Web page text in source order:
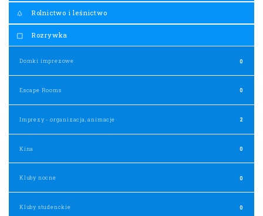
Rolnictwo i leśnictwo
Rozrywka
Domki imprezowe 0
Escape Rooms 0
Imprezy - organizacja, animacje 2
Kina 0
Kluby nocne 0
Kluby studenckie 0